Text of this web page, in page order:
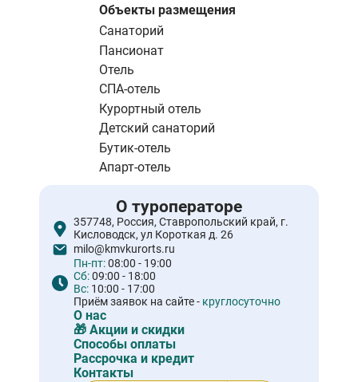
Объекты размещения
Санаторий
Пансионат
Отель
СПА-отель
Курортный отель
Детский санаторий
Бутик-отель
Апарт-отель
О туроператоре
357748, Россия, Ставропольский край, г.
Кисловодск, ул Короткая д. 26
milo@kmvkurorts.ru
Пн-пт:08:00 - 19:00
Сб:09:00 - 18:00
Вс: 10:00 - 17:00
Приём заявок на сайте - круглосуточно
О нас
🎁 Акции и скидки
Способы оплаты
Рассрочка и кредит
Контакты